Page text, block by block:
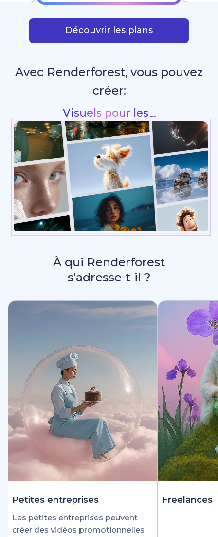
Découvrir les plans
Avec Renderforest, vous pouvez
créer:
Reels &_
À qui Renderforest
s’adresse-t-il ?
Petites entreprises
Les petites entreprises peuvent
créer des vidéos promotionnelles
Freelances